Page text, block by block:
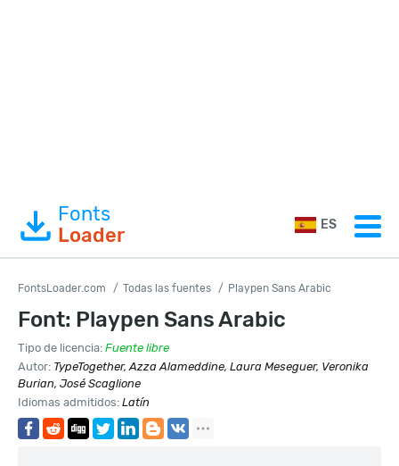
Fonts
Loader
ES
FontsLoader.com Todas las fuentes Playpen Sans Arabic
Font: Playpen Sans Arabic
Tipo de licencia: Fuente libre
Autor: TypeTogether, Azza Alameddine, Laura Meseguer, Veronika
Burian, José Scaglione
Idiomas admitidos: Latín